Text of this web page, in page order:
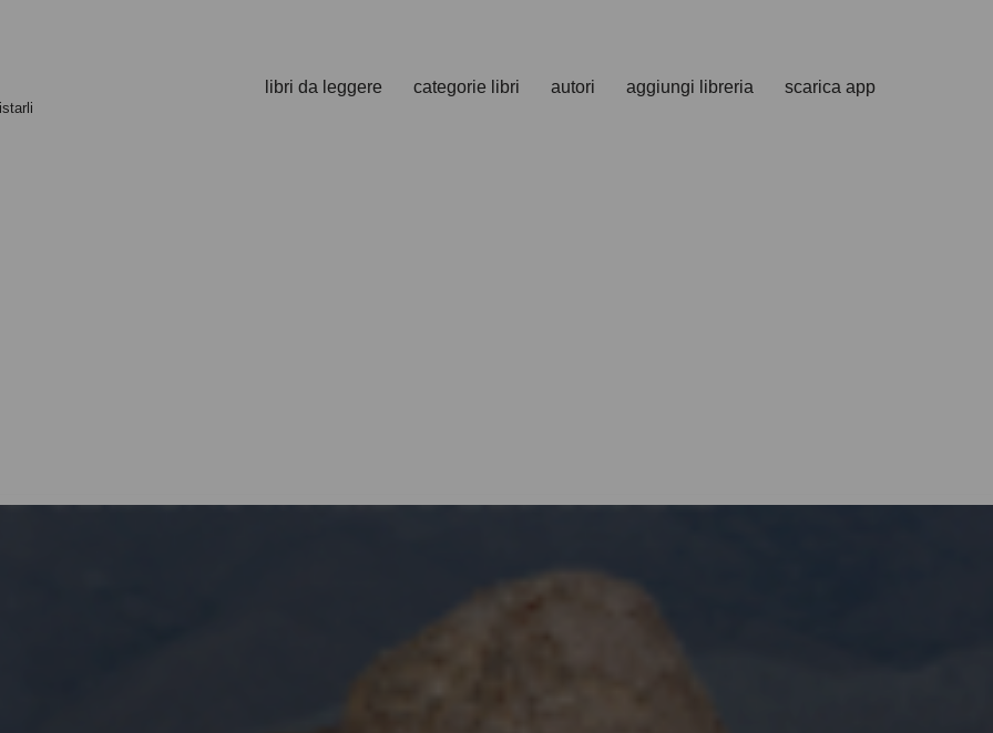
libri da leggere categorie libri autori aggiungi libreria scarica app